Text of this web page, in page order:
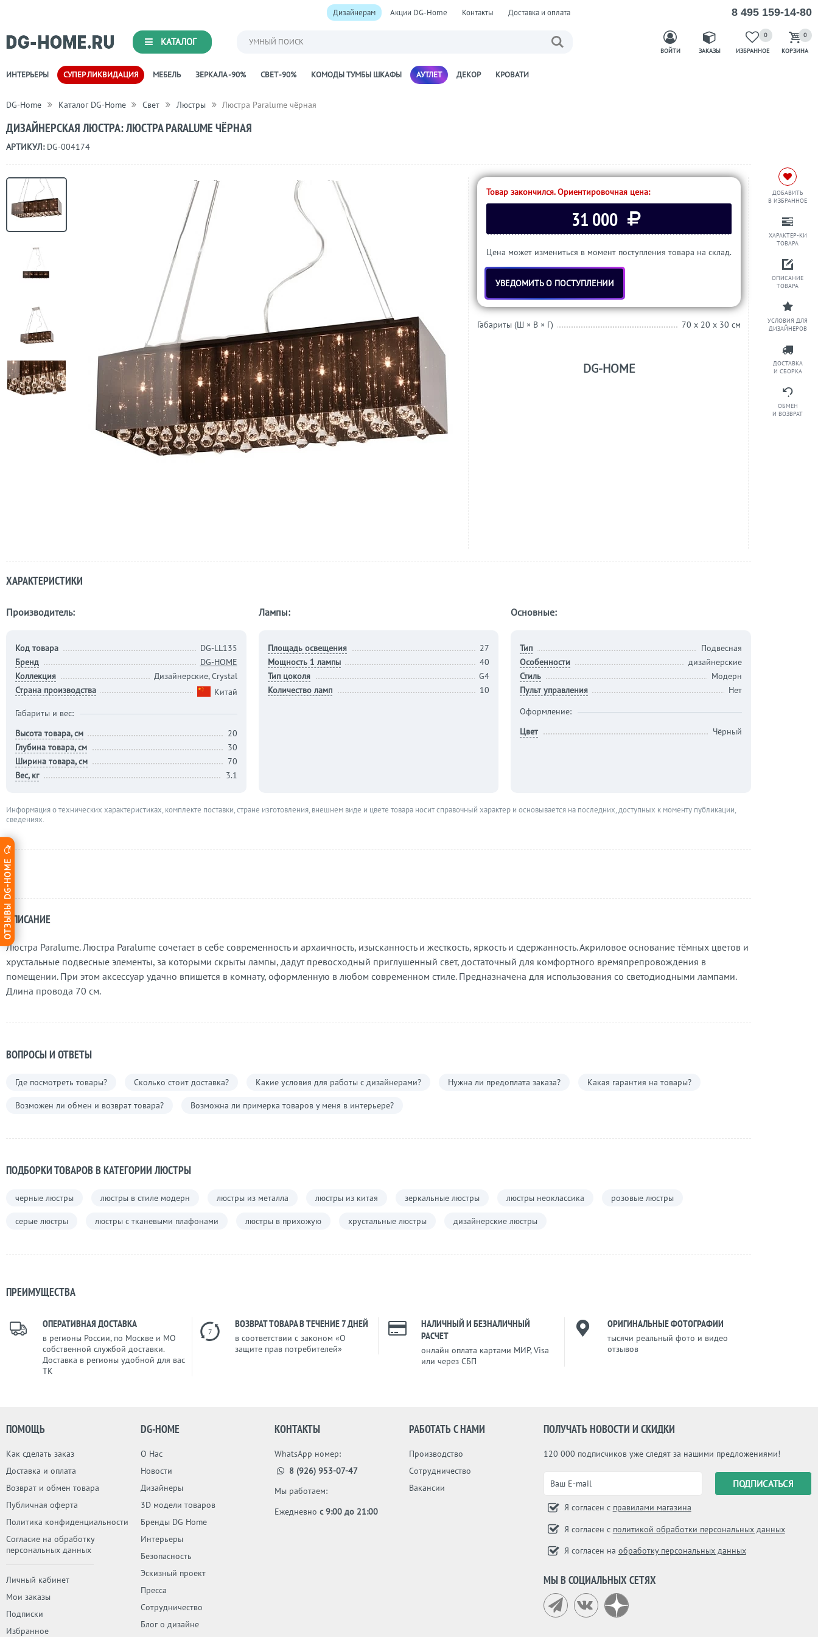
ОТЗЫВЫ DG-HOME
Дизайнерам Акции DG-Home Контакты Доставка и оплата 8 495 159-14-80
КАТАЛОГ УМНЫЙ ПОИСК
ВОЙТИ ЗАКАЗЫ ИЗБРАННОЕ
0
КОРЗИНА
0
ИНТЕРЬЕРЫ СУПЕР ЛИКВИДАЦИЯ МЕБЕЛЬ ЗЕРКАЛА -90% СВЕТ -90% КОМОДЫ ТУМБЫ ШКАФЫ АУТЛЕТ ДЕКОР КРОВАТИ
DG-Home Каталог DG-Home Свет Люстры Люстра Paralume чёрная
ДИЗАЙНЕРСКАЯ ЛЮСТРА: ЛЮСТРА PARALUME ЧЁРНАЯ
АРТИКУЛ: DG-004174
ДОБАВИТЬ
В ИЗБРАННОЕ
ХАРАКТЕР-КИ
ТОВАРА
ОПИСАНИЕ
ТОВАРА
УСЛОВИЯ ДЛЯ
ДИЗАЙНЕРОВ
ДОСТАВКА
И СБОРКА
ОБМЕН
И ВОЗВРАТ
Товар закончился. Ориентировочная цена:
31 000
Цена может измениться в момент поступления товара на склад.
УВЕДОМИТЬ О ПОСТУПЛЕНИИ
Габариты (Ш × В × Г) 70 x 20 x 30 см
DG-HOME
ОПИСАНИЕ
Люстра Paralume. Люстра Paralume сочетает в себе современность и архаичность, изысканность и жесткость, яркость и сдержанность. Акриловое основание тёмных цветов и
хрустальные подвесные элементы, за которыми скрыты лампы, дадут превосходный приглушенный свет, достаточный для комфортного времяпрепровождения в
помещении. При этом аксессуар удачно впишется в комнату, оформленную в любом современном стиле. Предназначена для использования со светодиодными лампами.
Длина провода 70 см.
ВОПРОСЫ И ОТВЕТЫ
Где посмотреть товары? Сколько стоит доставка? Какие условия для работы с дизайнерами? Нужна ли предоплата заказа? Какая гарантия на товары?
Возможен ли обмен и возврат товара? Возможна ли примерка товаров у меня в интерьере?
ПОДБОРКИ ТОВАРОВ В КАТЕГОРИИ ЛЮСТРЫ
черные люстры люстры в стиле модерн люстры из металла люстры из китая зеркальные люстры люстры неоклассика розовые люстры
серые люстры люстры с тканевыми плафонами люстры в прихожую хрустальные люстры дизайнерские люстры
ПРЕИМУЩЕСТВА
ОПЕРАТИВНАЯ ДОСТАВКА
в регионы России, по Москве и МО
собственной службой доставки.
Доставка в регионы удобной для вас
ТК
7
ВОЗВРАТ ТОВАРА В ТЕЧЕНИЕ 7 ДНЕЙ
в соответствии с законом «О
защите прав потребителей»
НАЛИЧНЫЙ И БЕЗНАЛИЧНЫЙ
РАСЧЕТ
онлайн оплата картами МИР, Visa
или через СБП
ОРИГИНАЛЬНЫЕ ФОТОГРАФИИ
тысячи реальный фото и видео
отзывов
ХАРАКТЕРИСТИКИ
Производитель:
Код товара
DG-LL135
Бренд
DG-HOME
Коллекция
Дизайнерские, Crystal
Страна производства
Китай
Габариты и вес:
Высота товара, см
20
Глубина товара, см
30
Ширина товара, см
70
Вес, кг
3.1
Лампы:
Площадь освещения
27
Мощность 1 лампы
40
Тип цоколя
G4
Количество ламп
10
Основные:
Тип
Подвесная
Особенности
дизайнерские
Стиль
Модерн
Пульт управления
Нет
Оформление:
Цвет
Чёрный
Информация о технических характеристиках, комплекте поставки, стране изготовления, внешнем виде и цвете товара носит справочный характер и основывается на последних, доступных к моменту публикации,
сведениях.
ПОЛУЧАТЬ НОВОСТИ И СКИДКИ
120 000 подписчиков уже следят за нашими предложениями!
Я согласен с правилами магазина
Я согласен с политикой обработки персональных данных
Я согласен на обработку персональных данных
МЫ В СОЦИАЛЬНЫХ СЕТЯХ
ПОМОЩЬ
Как сделать заказ
Доставка и оплата
Возврат и обмен товара
Публичная оферта
Политика конфиденциальности
Согласие на обработку
персональных данных
Личный кабинет
Мои заказы
Подписки
Избранное
DG-HOME
О Нас
Новости
Дизайнеры
3D модели товаров
Бренды DG Home
Интерьеры
Безопасность
Эскизный проект
Пресса
Сотрудничество
Блог о дизайне
КОНТАКТЫ
WhatsApp номер:
8 (926) 953-07-47
Мы работаем:
Ежедневнос 9:00 до 21:00
РАБОТАТЬ С НАМИ
Производство
Сотрудничество
Вакансии